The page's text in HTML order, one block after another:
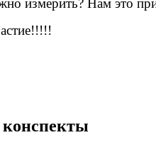
измерить? Нам это
конспекты